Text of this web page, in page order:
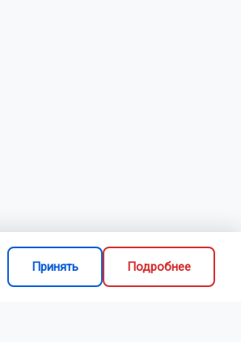
Принять Подробнее